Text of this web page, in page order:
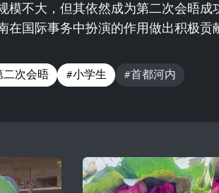
模不大，但其依然成为第二次会晤成
在国际事务中扮演的作用做出积极贡
二次会晤 #小学生 #首都河内